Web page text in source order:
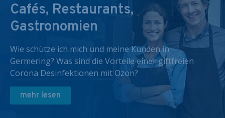
Cafés, Restaurants,
Gastronomien
Wie schütze ich mich und meine Kunden in
Germering? Was sind die Vorteile einer giftfreien
Corona Desinfektionen mit Ozon?
mehr lesen